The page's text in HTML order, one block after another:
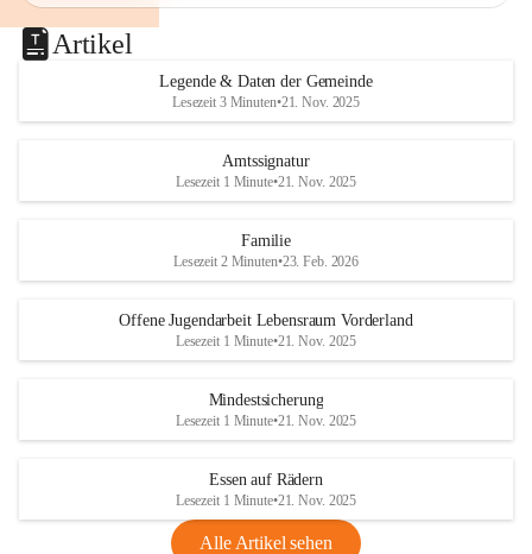
Artikel
Legende & Daten der Gemeinde
Lesezeit 3 Minuten•21. Nov. 2025
Amtssignatur
Lesezeit 1 Minute•21. Nov. 2025
Familie
Lesezeit 2 Minuten•23. Feb. 2026
Offene Jugendarbeit Lebensraum Vorderland
Lesezeit 1 Minute•21. Nov. 2025
Mindestsicherung
Lesezeit 1 Minute•21. Nov. 2025
Essen auf Rädern
Lesezeit 1 Minute•21. Nov. 2025
Alle Artikel sehen